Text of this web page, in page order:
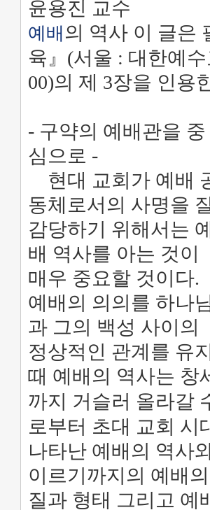
윤용진 교수
예배 의 역사 이 글은
육』(서울 : 대한예
00)의 제 3장을 인용
- 구약의 예배관을 중
심으로 -
현대 교회가 예배
동체로서의 사명을
감당하기 위해서는
배 역사를 아는 것이
매우 중요할 것이다.
예배의 의의를 하나
과 그의 백성 사이의
정상적인 관계를 유
때 예배의 역사는 창
까지 거슬러 올라갈
로부터 초대 교회 시
나타난 예배의 역사
이르기까지의 예배
질과 형태 그리고 예